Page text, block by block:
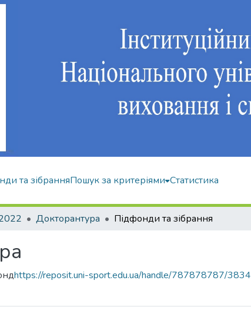
та зібранняПошук за критеріями Статистика
Докторантура Підфонди та зібрання
https://reposit.uni-sport.edu.ua/handle/787878787/3834